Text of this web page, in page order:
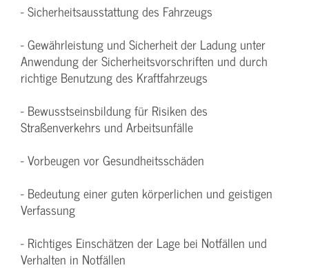
- Sicherheitsausstattung des Fahrzeugs
- Gewährleistung und Sicherheit der Ladung unter
Anwendung der Sicherheitsvorschriften und durch
richtige Benutzung des Kraftfahrzeugs
- Bewusstseinsbildung für Risiken des
Straßenverkehrs und Arbeitsunfälle
- Vorbeugen vor Gesundheitsschäden
- Bedeutung einer guten körperlichen und geistigen
Verfassung
- Richtiges Einschätzen der Lage bei Notfällen und
Verhalten in Notfällen